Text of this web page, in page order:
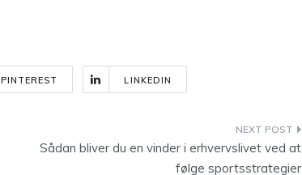
PINTEREST LINKEDIN
Sådan bliver du en vinder i erhvervslivet ved at
følge sportsstrategier